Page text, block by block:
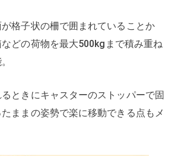
格子状の柵で囲まれていることか
どの荷物を最大500kgまで積み重ね
ときにキャスターのストッパーで固
ままの姿勢で楽に移動できる点もメ